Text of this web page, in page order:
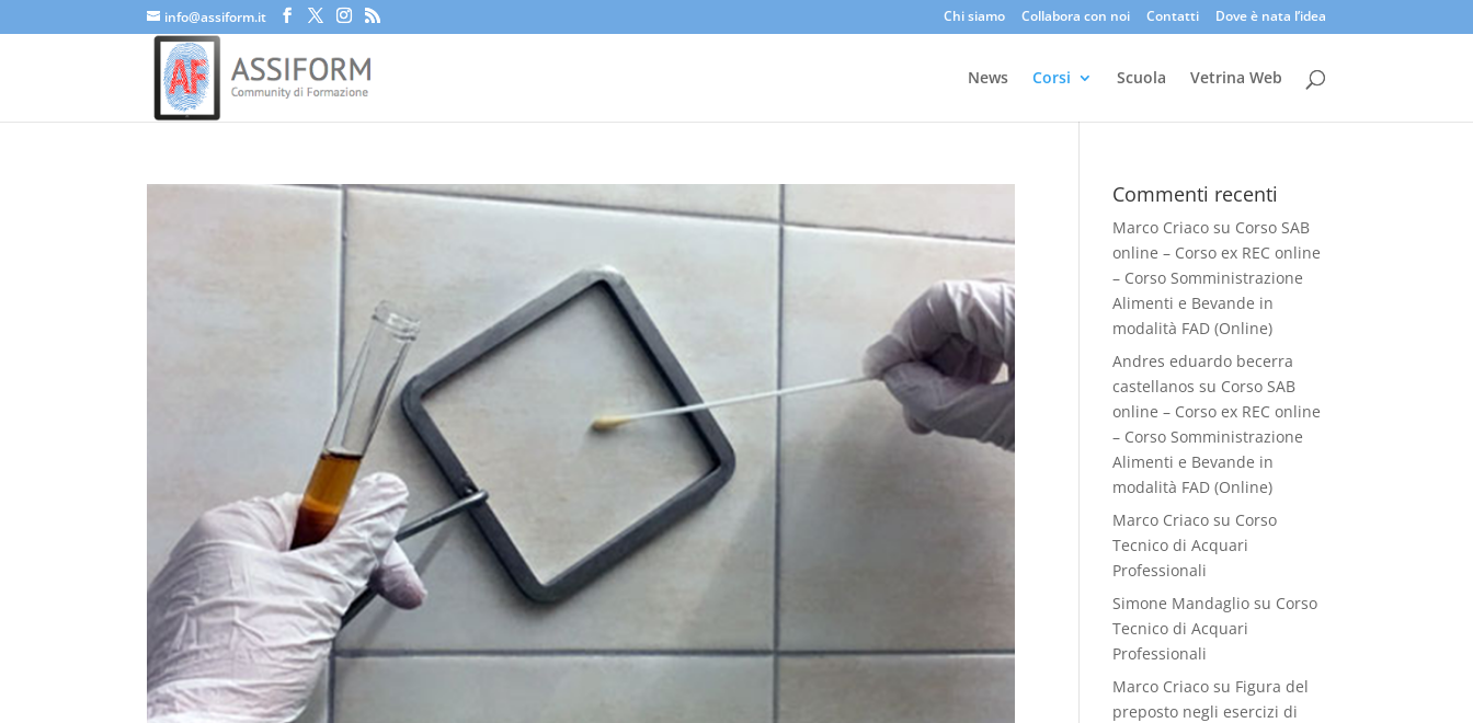
info@assiform.it Chi siamo Collabora con noi Contatti Dove è nata l’idea
News Corsi Scuola Vetrina Web
Commenti recenti
Marco Criaco su Corso SAB
online – Corso ex REC online
– Corso Somministrazione
Alimenti e Bevande in
modalità FAD (Online)
Andres eduardo becerra
castellanos su Corso SAB
online – Corso ex REC online
– Corso Somministrazione
Alimenti e Bevande in
modalità FAD (Online)
Marco Criaco su Corso
Tecnico di Acquari
Professionali
Simone Mandaglio su Corso
Tecnico di Acquari
Professionali
Marco Criaco su Figura del
preposto negli esercizi di